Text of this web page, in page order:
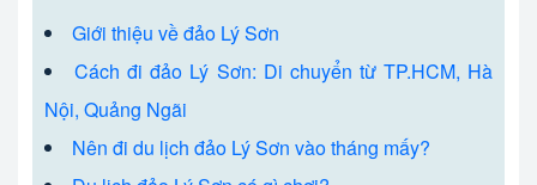
Giới thiệu về đảo Lý Sơn
Cách đi đảo Lý Sơn: Di chuyển từ TP.HCM, Hà
Nội, Quảng Ngãi
Nên đi du lịch đảo Lý Sơn vào tháng mấy?